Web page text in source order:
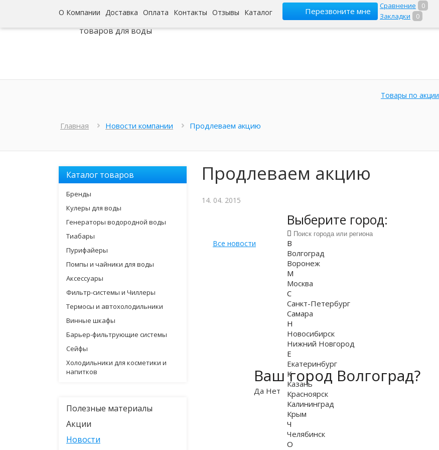
О Компании Доставка Оплата Контакты Отзывы Каталог Перезвоните мне
Сравнение
0
Закладки
0
Интернет-гипермаркет
товаров для воды
Товары по акции
Главная Новости компании Продлеваем акцию
Каталог товаров
Бренды
Кулеры для воды
Генераторы водородной воды
Тиабары
Пурифайеры
Помпы и чайники для воды
Аксессуары
Фильтр-системы и Чиллеры
Термосы и автохолодильники
Винные шкафы
Барьер-фильтрующие системы
Сейфы
Холодильники для косметики и
напитков
Полезные материалы
Акции
Новости
Продлеваем акцию
14. 04. 2015
Все новости
Ваш город Волгоград?
Да Нет
Выберите город:
В
Волгоград
Воронеж
М
Москва
С
Санкт-Петербург
Самара
Н
Новосибирск
Нижний Новгород
Е
Екатеринбург
К
Казань
Красноярск
Калининград
Крым
Ч
Челябинск
О